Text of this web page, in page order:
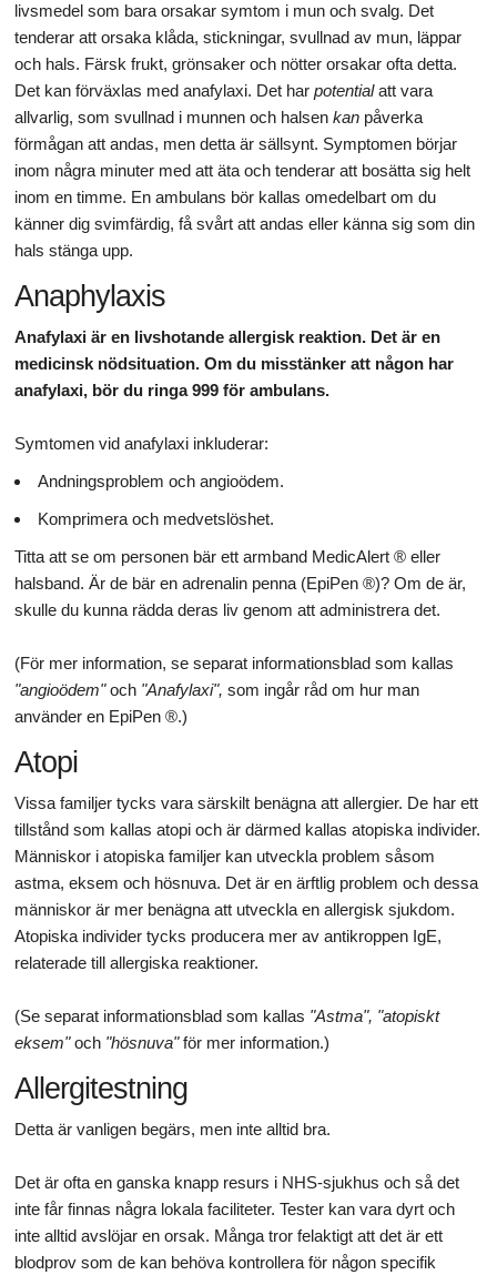
livsmedel som bara orsakar symtom i mun och svalg. Det
tenderar att orsaka klåda, stickningar, svullnad av mun, läppar
och hals. Färsk frukt, grönsaker och nötter orsakar ofta detta.
Det kan förväxlas med anafylaxi. Det har potentialatt vara
allvarlig, som svullnad i munnen och halsen kan påverka
förmågan att andas, men detta är sällsynt. Symptomen börjar
inom några minuter med att äta och tenderar att bosätta sig helt
inom en timme. En ambulans bör kallas omedelbart om du
känner dig svimfärdig, få svårt att andas eller känna sig som din
hals stänga upp.
Anaphylaxis
Anafylaxi är en livshotande allergisk reaktion. Det är en
medicinsk nödsituation. Om du misstänker att någon har
anafylaxi, bör du ringa 999 för ambulans.
Symtomen vid anafylaxi inkluderar:
Andningsproblem och angioödem.
Komprimera och medvetslöshet.
Titta att se om personen bär ett armband MedicAlert ® eller
halsband. Är de bär en adrenalin penna (EpiPen ®)? Om de är,
skulle du kunna rädda deras liv genom att administrera det.
(För mer information, se separat informationsblad som kallas
"angioödem"och "Anafylaxi", som ingår råd om hur man
använder en EpiPen ®.)
Atopi
Vissa familjer tycks vara särskilt benägna att allergier. De har ett
tillstånd som kallas atopi och är därmed kallas atopiska individer.
Människor i atopiska familjer kan utveckla problem såsom
astma, eksem och hösnuva. Det är en ärftlig problem och dessa
människor är mer benägna att utveckla en allergisk sjukdom.
Atopiska individer tycks producera mer av antikroppen IgE,
relaterade till allergiska reaktioner.
(Se separat informationsblad som kallas "Astma", "atopiskt
eksem"och "hösnuva"för mer information.)
Allergitestning
Detta är vanligen begärs, men inte alltid bra.
Det är ofta en ganska knapp resurs i NHS-sjukhus och så det
inte får finnas några lokala faciliteter. Tester kan vara dyrt och
inte alltid avslöjar en orsak. Många tror felaktigt att det är ett
blodprov som de kan behöva kontrollera för någon specifik